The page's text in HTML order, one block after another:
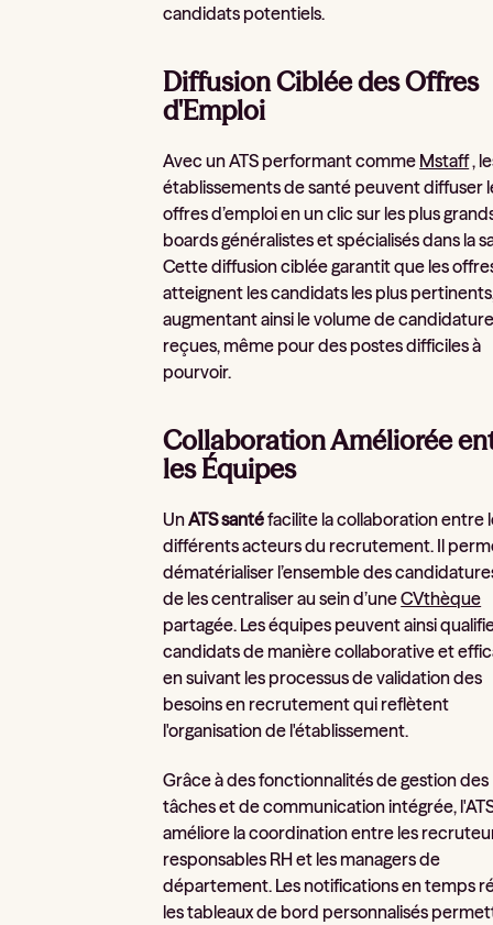
candidats potentiels.
Diffusion Ciblée des Offres
d'Emploi
Avec un ATS performant comme Mstaff,
établissements de santé peuvent diffuser
offres d’emploi en un clic sur les plus
boards généralistes et spécialisés dans la
Cette diffusion ciblée garantit que les
atteignent les candidats les plus
augmentant ainsi le volume de
reçues, même pour des postes difficiles à
pourvoir.
Collaboration Améliorée
les Équipes
UnATS santéfacilite la collaboration entre
différents acteurs du recrutement. Il
dématérialiser l’ensemble des
de les centraliser au sein d’uneCVthèque
partagée. Les équipes peuvent ainsi
candidats de manière collaborative et
en suivant les processus de validation des
besoins en recrutement qui reflètent
l'organisation de l'établissement.
Grâce à des fonctionnalités de gestion des
tâches et de communication intégrée,
améliore la coordination entre les
responsables RH et les managers de
département. Les notifications en temps
les tableaux de bord personnalisés